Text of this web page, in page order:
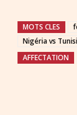
MOTS CLES
Nigéria vs
AFFECTATION